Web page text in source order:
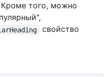
того, можно
свойство